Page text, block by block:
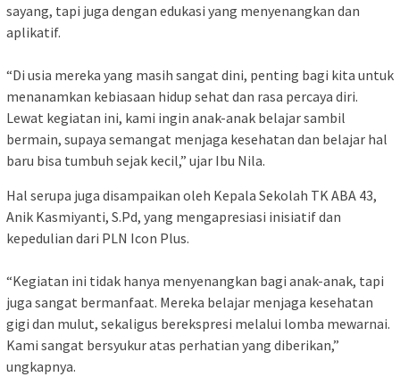
sayang, tapi juga dengan edukasi yang menyenangkan dan
aplikatif.
“Di usia mereka yang masih sangat dini, penting bagi kita untuk
menanamkan kebiasaan hidup sehat dan rasa percaya diri.
Lewat kegiatan ini, kami ingin anak-anak belajar sambil
bermain, supaya semangat menjaga kesehatan dan belajar hal
baru bisa tumbuh sejak kecil,” ujar Ibu Nila.
Hal serupa juga disampaikan oleh Kepala Sekolah TK ABA 43,
Anik Kasmiyanti, S.Pd, yang mengapresiasi inisiatif dan
kepedulian dari PLN Icon Plus.
“Kegiatan ini tidak hanya menyenangkan bagi anak-anak, tapi
juga sangat bermanfaat. Mereka belajar menjaga kesehatan
gigi dan mulut, sekaligus berekspresi melalui lomba mewarnai.
Kami sangat bersyukur atas perhatian yang diberikan,”
ungkapnya.